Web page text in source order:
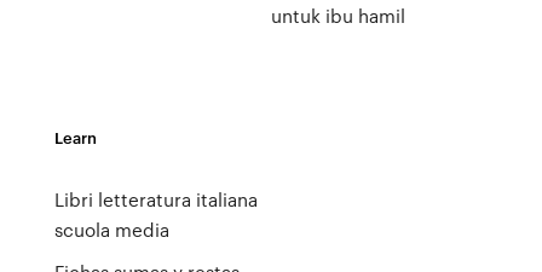
untuk ibu hamil
Learn
Libri letteratura italiana
scuola media